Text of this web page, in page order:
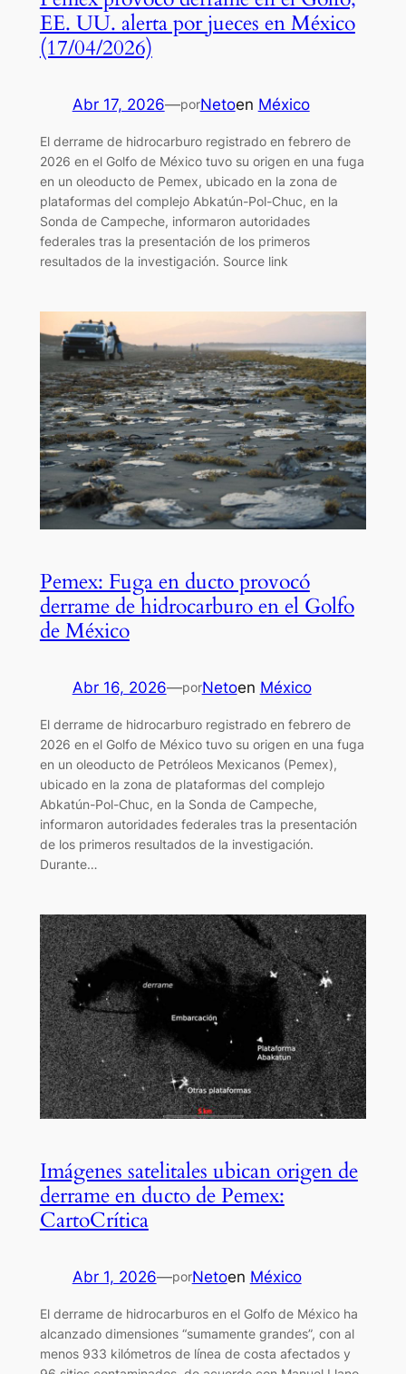
EE. UU. alerta por jueces en México
(17/04/2026)
Abr 17, 2026—porNetoen México
El derrame de hidrocarburo registrado en febrero de
2026 en el Golfo de México tuvo su origen en una fuga
en un oleoducto de Pemex, ubicado en la zona de
plataformas del complejo Abkatún-Pol-Chuc, en la
Sonda de Campeche, informaron autoridades
federales tras la presentación de los primeros
resultados de la investigación. Source link
Pemex: Fuga en ducto provocó
derrame de hidrocarburo en el Golfo
de México
Abr 16, 2026—porNetoen México
El derrame de hidrocarburo registrado en febrero de
2026 en el Golfo de México tuvo su origen en una fuga
en un oleoducto de Petróleos Mexicanos (Pemex),
ubicado en la zona de plataformas del complejo
Abkatún-Pol-Chuc, en la Sonda de Campeche,
informaron autoridades federales tras la presentación
de los primeros resultados de la investigación.
Durante…
Imágenes satelitales ubican origen de
derrame en ducto de Pemex:
CartoCrítica
Abr 1, 2026—porNetoen México
El derrame de hidrocarburos en el Golfo de México ha
alcanzado dimensiones “sumamente grandes”, con al
menos 933 kilómetros de línea de costa afectados y